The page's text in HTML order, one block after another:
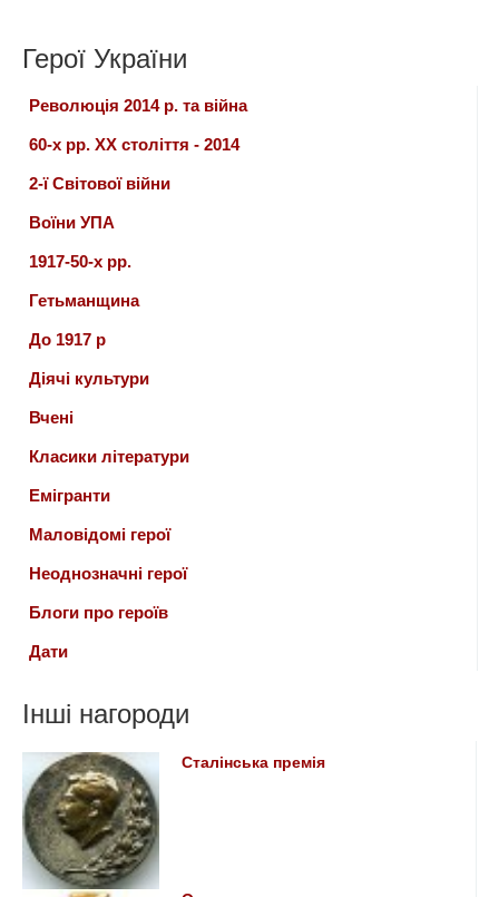
Герої України
Революція 2014 р. та війна
60-х рр. ХХ століття - 2014
2-ї Світової війни
Воїни УПА
1917-50-х рр.
Гетьманщина
До 1917 р
Діячі культури
Вчені
Класики літератури
Емігранти
Маловідомі герої
Неоднозначні герої
Блоги про героїв
Дати
Інші нагороди
Сталінська премія